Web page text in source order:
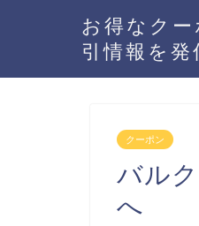
お得なク
引情報を発
クーポン
バル
へ